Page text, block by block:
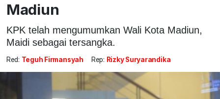
Madiun
KPK telah mengumumkan Wali Kota Madiun,
Maidi sebagai tersangka.
Red: Teguh Firmansyah Rep: Rizky Suryarandika